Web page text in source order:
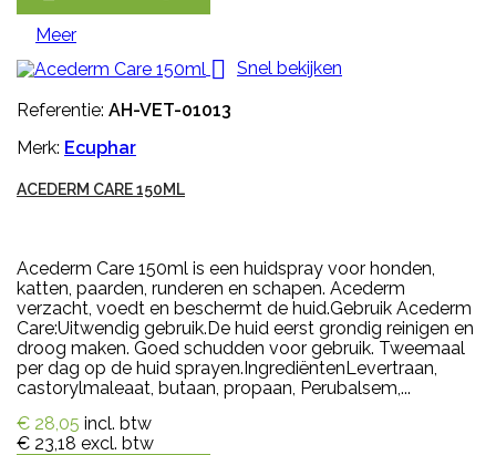
Meer
 Snel bekijken
Referentie: AH-VET-01013
Merk: Ecuphar
ACEDERM CARE 150ML
Acederm Care 150ml is een huidspray voor honden,
katten, paarden, runderen en schapen. Acederm
verzacht, voedt en beschermt de huid.Gebruik Acederm
Care:Uitwendig gebruik.De huid eerst grondig reinigen en
droog maken. Goed schudden voor gebruik. Tweemaal
per dag op de huid sprayen.IngrediëntenLevertraan,
castorylmaleaat, butaan, propaan, Perubalsem,...
€ 28,05 incl. btw
€ 23,18 excl. btw